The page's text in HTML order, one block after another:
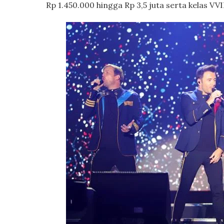
Rp 1.450.000 hingga Rp 3,5 juta serta kelas